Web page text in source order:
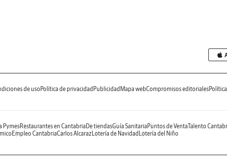
de usoPolítica de privacidad Publicidad Mapa webCompromisos editoriales
PymesRestaurantes en Cantabria De tiendasGuía Sanitaria Puntos de VentaTalento
Empleo CantabriaCarlos AlcarazLotería de Navidad Lotería del Niño